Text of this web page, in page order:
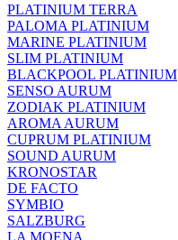
PLATINIUM TERRA
PALOMA PLATINIUM
MARINE PLATINIUM
SLIM PLATINIUM
BLACKPOOL PLATINIUM
SENSO AURUM
ZODIAK PLATINIUM
AROMA AURUM
CUPRUM PLATINIUM
SOUND AURUM
KRONOSTAR
DE FACTO
SYMBIO
SALZBURG
LA MOENA